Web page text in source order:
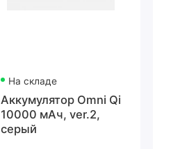
На складе
Аккумулятор Omni Qi
10000 мАч, ver.2,
серый